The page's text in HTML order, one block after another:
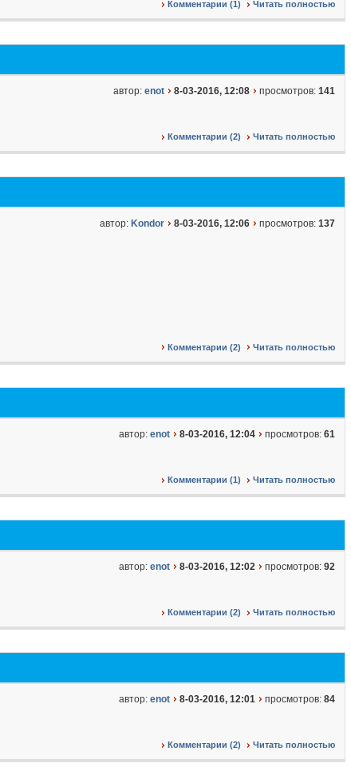
Комментарии (1) Читать полностью
автор: enot 8-03-2016, 12:08 просмотров: 141
Комментарии (2) Читать полностью
автор: Kondor 8-03-2016, 12:06 просмотров: 137
Комментарии (2) Читать полностью
автор: enot 8-03-2016, 12:04 просмотров: 61
Комментарии (1) Читать полностью
автор: enot 8-03-2016, 12:02 просмотров: 92
Комментарии (2) Читать полностью
автор: enot 8-03-2016, 12:01 просмотров: 84
Комментарии (2) Читать полностью